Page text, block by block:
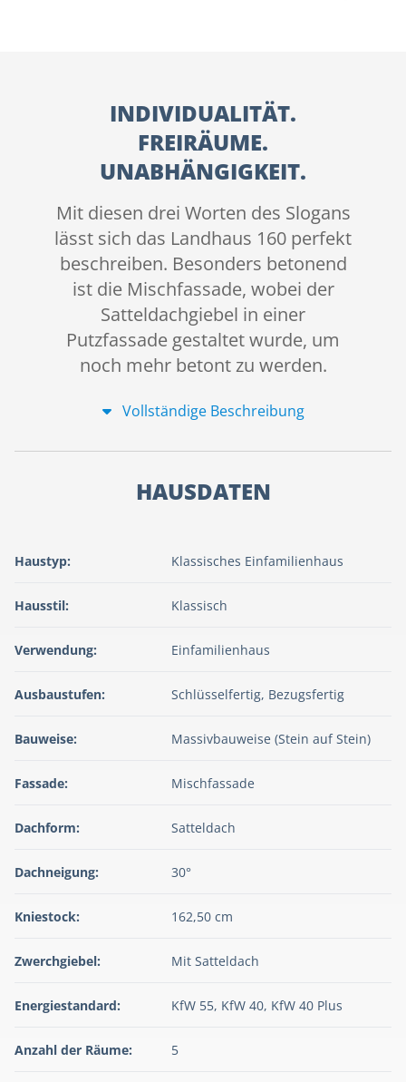
INDIVIDUALITÄT.
FREIRÄUME.
UNABHÄNGIGKEIT.
Mit diesen drei Worten des Slogans
lässt sich das Landhaus 160 perfekt
beschreiben. Besonders betonend
ist die Mischfassade, wobei der
Satteldachgiebel in einer
Putzfassade gestaltet wurde, um
noch mehr betont zu werden.
Vollständige Beschreibung
HAUSDATEN
Haustyp: Klassisches Einfamilienhaus
Hausstil: Klassisch
Verwendung: Einfamilienhaus
Ausbaustufen: Schlüsselfertig, Bezugsfertig
Bauweise: Massivbauweise (Stein auf Stein)
Fassade: Mischfassade
Dachform: Satteldach
Dachneigung: 30°
Kniestock: 162,50 cm
Zwerchgiebel: Mit Satteldach
Energiestandard: KfW 55, KfW 40, KfW 40 Plus
Anzahl der Räume: 5